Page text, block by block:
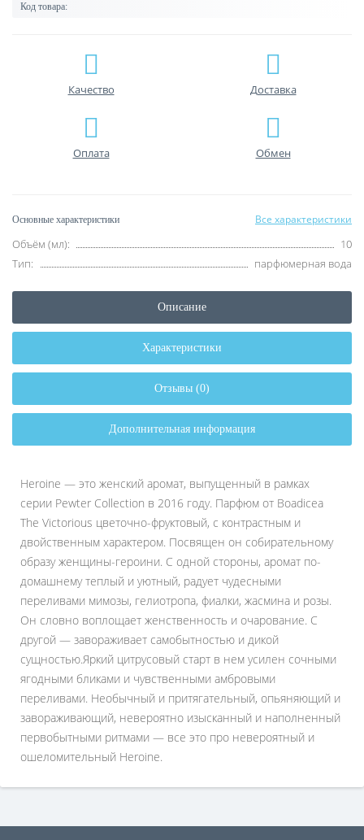
Код товара:
Качество Доставка
Оплата Обмен
Основные характеристики Все характеристики
Объём (мл):
10
Тип:
парфюмерная вода
Описание
Характеристики
Отзывы (0)
Дополнительная информация
Heroine — это женский аромат, выпущенный в рамках
серии Pewter Collection в 2016 году. Парфюм от Boadicea
The Victorious цветочно-фруктовый, с контрастным и
двойственным характером. Посвящен он собирательному
образу женщины-героини. С одной стороны, аромат по-
домашнему теплый и уютный, радует чудесными
переливами мимозы, гелиотропа, фиалки, жасмина и розы.
Он словно воплощает женственность и очарование. С
другой — завораживает самобытностью и дикой
сущностью.Яркий цитрусовый старт в нем усилен сочными
ягодными бликами и чувственными амбровыми
переливами. Необычный и притягательный, опьяняющий и
завораживающий, невероятно изысканный и наполненный
первобытными ритмами — все это про невероятный и
ошеломительный Heroine.